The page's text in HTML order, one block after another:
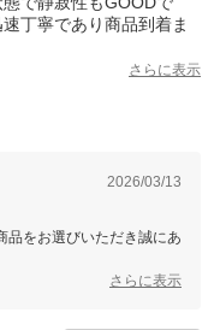
丁寧であり商品到着ま
さらに表示
2026/03/13
品をお選びいただき誠にあ
ービスをスタッフ一同努め
さらに表示